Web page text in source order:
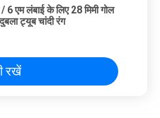
/ 6 एम लंबाई के लिए 28 मिमी गोल
ट्यूब चांदी रंग
रखें